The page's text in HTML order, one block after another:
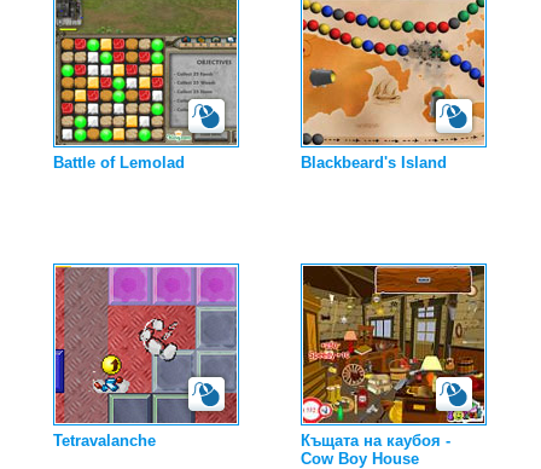
Battle of Lemolad Blackbeard's Island
Tetravalanche
Къщата на каубоя -
Cow Boy House